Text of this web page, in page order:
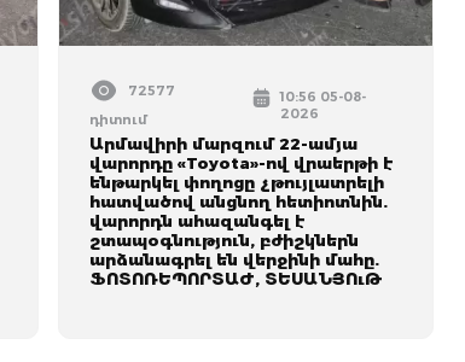
72577
դիտում
10:56 05-08-
2026
Արմավիրի մարզում 22-ամյա
վարորդը «Toyota»-ով վրաերթի է
ենթարկել փողոցը չթույլատրելի
հատվածով անցնող հետիոտնին.
վարորդն ահազանգել է
շտապօգնություն, բժիշկներն
արձանագրել են վերջինի մահը.
ՖՈՏՈՌԵՊՈՐՏԱԺ, ՏԵՍԱՆՅՈւԹ